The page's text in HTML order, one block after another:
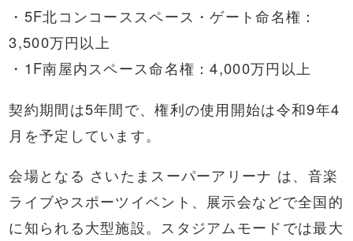
・5F北コンコーススペース・ゲート命名権：
3,500万円以上
・1F南屋内スペース命名権：4,000万円以上
契約期間は5年間で、権利の使用開始は令和9年4
月を予定しています。
会場となる さいたまスーパーアリーナ は、音楽
ライブやスポーツイベント、展示会などで全国的
に知られる大型施設。スタジアムモードでは最大